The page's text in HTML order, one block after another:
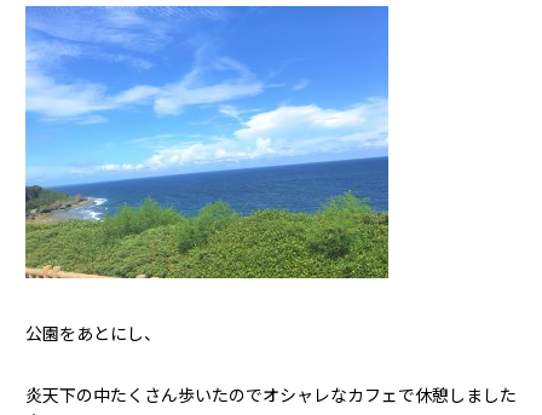
公園をあとにし、
炎天下の中たくさん歩いたのでオシャレなカフェで休憩しました